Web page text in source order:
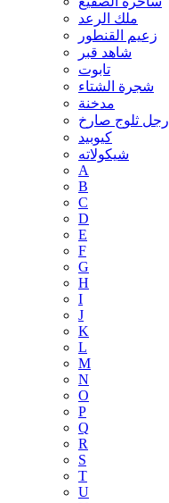
ملك الرعد
زعيم القنطور
شاهد قبر
تابوت
شجرة الشتاء
مدخنة
رجل ثلوج صارخ
كيوبيد
شيكولاته
A
B
C
D
E
F
G
H
I
J
K
L
M
N
O
P
Q
R
S
T
U